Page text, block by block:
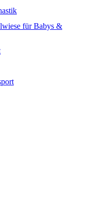
für Babys &